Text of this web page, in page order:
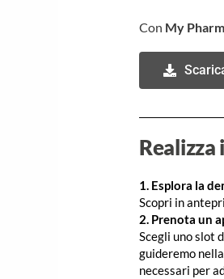
Con My
1. Esplora la
Scopri in
2. Prenota un
Scegli uno slot
guideremo
necessari per